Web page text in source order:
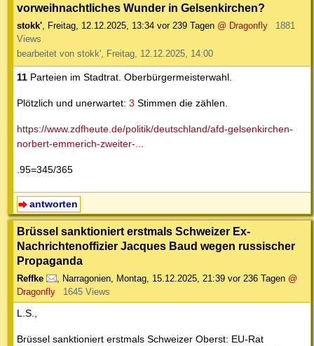
vorweihnachtliches Wunder in Gelsenkirchen?
stokk' Freitag, 12.12.2025, 13:34 vor 239 Tagen @ Dragonfly
1881
Views
bearbeitet von stokk', Freitag, 12.12.2025, 14:00
11 Parteien im Stadtrat. Oberbürgermeisterwahl.
Plötzlich und unerwartet: 3 Stimmen die zählen.
https://www.zdfheute.de/politik/deutschland/afd-gelsenkirchen-
norbert-emmerich-zweiter-...
.95=345/365
antworten
Brüssel sanktioniert erstmals Schweizer Ex-
Nachrichtenoffizier Jacques Baud wegen russischer
Propaganda
Reffke , Narragonien, Montag, 15.12.2025, 21:39 vor 236 Tagen @
Dragonfly
1645 Views
L.S.,
Brüssel sanktioniert erstmals Schweizer Oberst: EU-Rat